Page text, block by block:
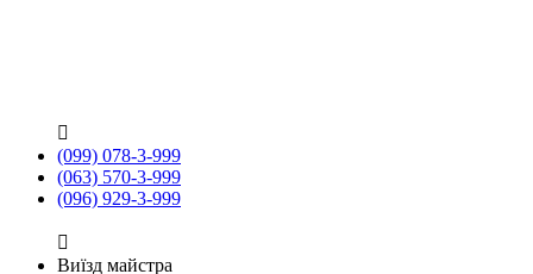

(099) 078-3-999
(063) 570-3-999
(096) 929-3-999

Виїзд майстра